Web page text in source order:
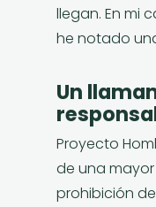
llegan. En mi
he notado
Un
Proyecto
de una
prohibición